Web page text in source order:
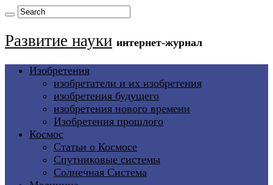
Развитие науки интернет-журнал
Изобретения
изобретатели и их изобретения
изобретения будущего
изобретения нового времени
Изобретения прошлого
Космос
Статьи о Космосе
Спутниковые системы
Солнечная Система